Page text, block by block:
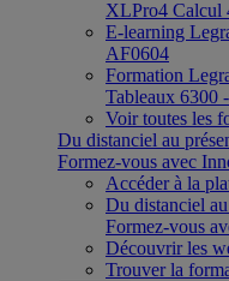
XLPro4 Calcul
E-learning
AF0604
Formation
Tableaux 6300
Voir toutes les
Du distanciel au
Formez-vous avec
Accéder à la
Du distanciel
Formez-vous
Découvrir les
Trouver la